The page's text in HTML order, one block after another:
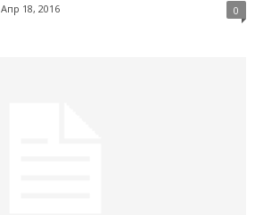
Апр 18, 2016 0